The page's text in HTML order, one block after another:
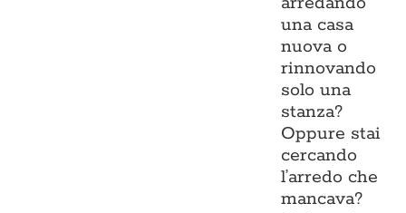
una casa
nuova o
rinnovando
solo una
stanza?
Oppure stai
cercando
l’arredo che
mancava?